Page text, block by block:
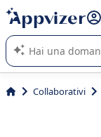
righe con
shift +
L'IA di Appvizer vi
software SaaS per
Collaborativi